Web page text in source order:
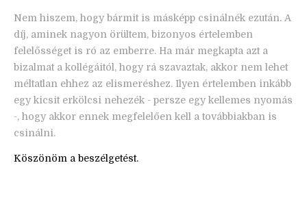
Nem hiszem, hogy bármit is másképp csinálnék ezután. A
díj, aminek nagyon örültem, bizonyos értelemben
felelősséget is ró az emberre. Ha már megkapta azt a
bizalmat a kollégáitól, hogy rá szavaztak, akkor nem lehet
méltatlan ehhez az elismeréshez. Ilyen értelemben inkább
egy kicsit erkölcsi nehezék - persze egy kellemes nyomás
-, hogy akkor ennek megfelelően kell a továbbiakban is
csinálni.
Köszönöm a beszélgetést.